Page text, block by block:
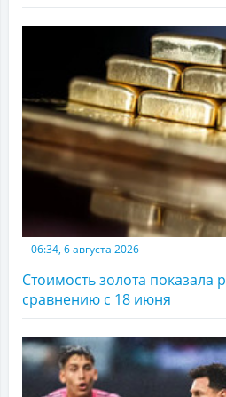
06:34, 6 августа 2026
Стоимость золота показала
сравнению с 18 июня